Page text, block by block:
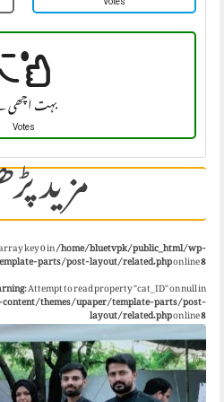
بہت Votes
مزید
key 0 in/home/bluetvpk/public_html/wp-
parts/post-layout/related.phpon line8
: Attempt to read property "cat_ID" on null in
themes/upaper/template-parts/post-
layout/related.phpon line8